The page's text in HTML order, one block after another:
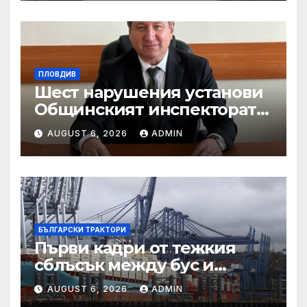
на Корея“
ПЛОВДИВ
Шест нарушения установи
Общинският инспекторат
при изненадваща проверка
в „Капана“
AUGUST 6, 2026 ADMIN
БЪЛГАРСКИ ТРАКТОРИ
Първи кадри от тежкия
сблъсък между бус и
трактор на пътя Пловдив
AUGUST 6, 2026 ADMIN